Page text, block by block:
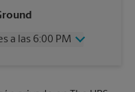
a las 6:00 PM